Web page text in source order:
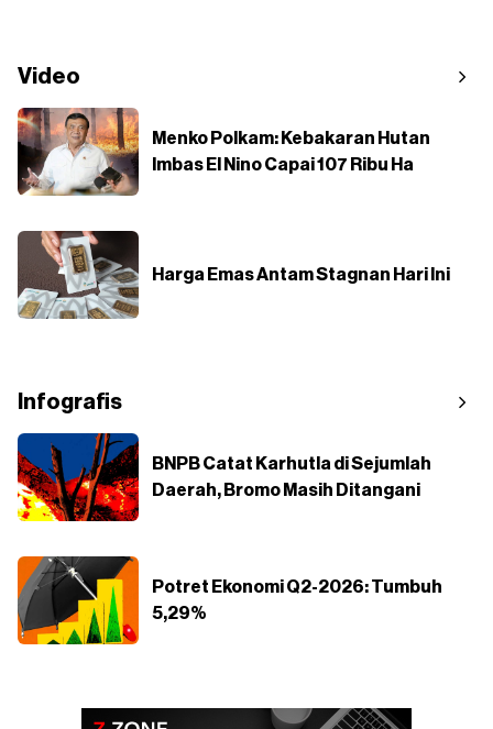
Video
Menko Polkam: Kebakaran Hutan
Imbas El Nino Capai 107 Ribu Ha
Harga Emas Antam Stagnan Hari Ini
Infografis
BNPB Catat Karhutla di Sejumlah
Daerah, Bromo Masih Ditangani
Potret Ekonomi Q2-2026: Tumbuh
5,29%